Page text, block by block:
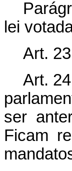
lei
Art.
Art.
ser
Ficam